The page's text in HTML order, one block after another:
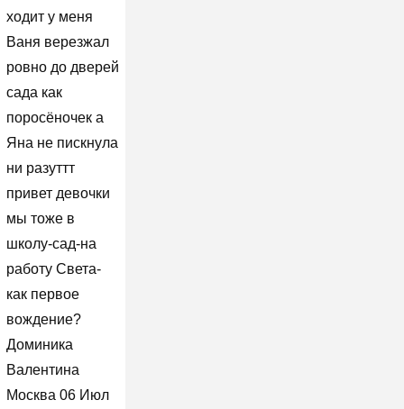
ходит у меня
Ваня верезжал
ровно до дверей
сада как
поросёночек а
Яна не пискнула
ни разуттт
привет девочки
мы тоже в
школу-сад-на
работу Света-
как первое
вождение?
Доминика
Валентина
Москва 06 Июл